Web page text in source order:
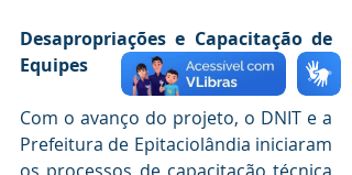
Desapropriações e Capacitação de
Equipes
Com o avanço do projeto, o DNIT e a
Prefeitura de Epitaciolândia iniciaram